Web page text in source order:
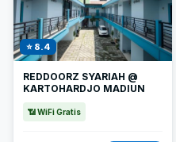
⭐ 8.4
REDDOORZ SYARIAH @
KARTOHARDJO MADIUN
📶 WiFi Gratis